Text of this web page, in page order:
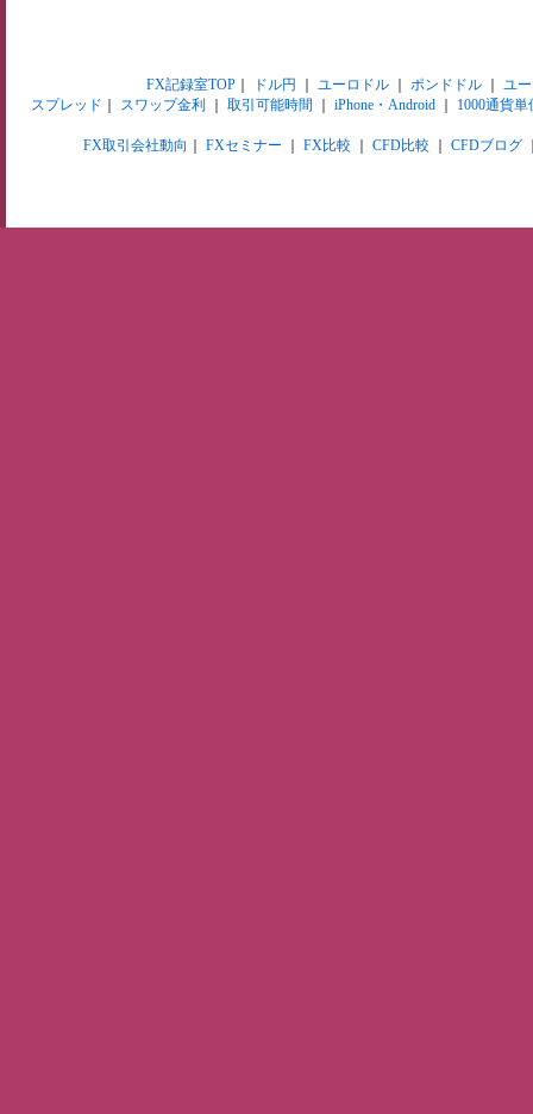
FX記録室TOP｜ ドル円 ユーロドル｜ ポンドドル｜ ユ
スプレッド
スワップ金利 取引可能時間 iPhone・Android 1000通貨単
FX取引会社動向 FXセミナー FX比較 CFD比較 CFDブログ